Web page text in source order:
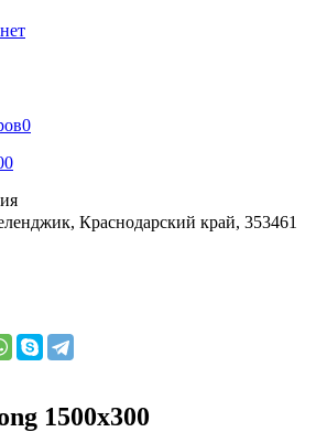
0
Краснодарский край, 353461
1500x300